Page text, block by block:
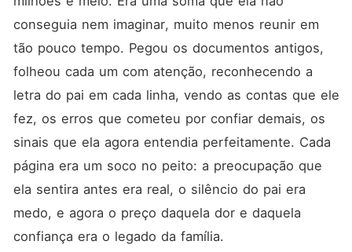
conseguia nem imaginar, muito menos reunir em
tão pouco tempo. Pegou os documentos antigos,
folheou cada um com atenção, reconhecendo a
letra do pai em cada linha, vendo as contas que ele
fez, os erros que cometeu por confiar demais, os
sinais que ela agora entendia perfeitamente. Cada
página era um soco no peito: a preocupação que
ela sentira antes era real, o silêncio do pai era
medo, e agora o preço daquela dor e daquela
confiança era o legado da família.